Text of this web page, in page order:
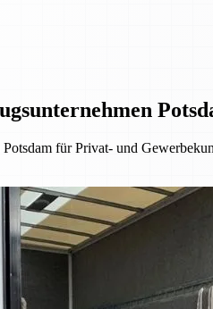
für Privat- und